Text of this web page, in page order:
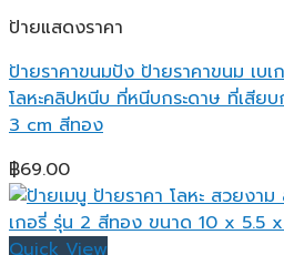
ป้ายแสดงราคา
ป้ายราคาขนมปัง ป้ายราคาขนม เบเ
โลหะคลิปหนีบ ที่หนีบกระดาษ ที่เสีย
3 cm สีทอง
฿69.00
Quick View